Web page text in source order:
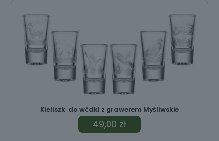
Kieliszki do wódki z grawerem Myśliwskie
49,00 zł